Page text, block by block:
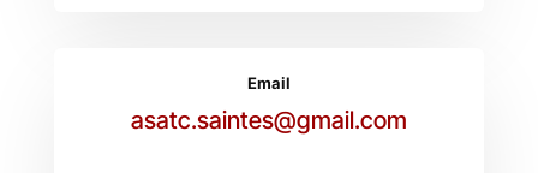
Email
asatc.saintes@gmail.com